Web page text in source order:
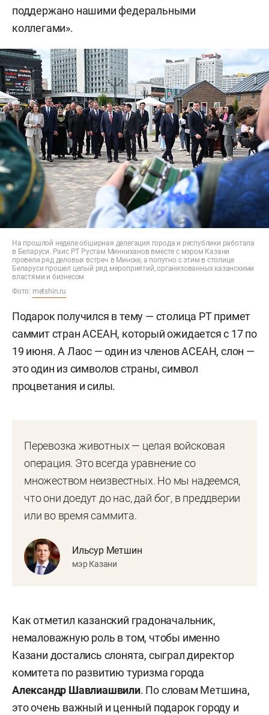
поддержано нашими федеральными
коллегами».
На прошлой неделе обширная делегация города и республики работала
в Беларуси. Раис РТ Рустам Минниханов вместе с мэром Казани
провели ряд деловых встреч в Минске, а попутно с этим в столице
Беларуси прошел целый ряд мероприятий, организованных казанскими
властями и бизнесом
Фото: metshin.ru
Подарок получился в тему — столица РТ примет
саммит стран АСЕАН, который ожидается с 17 по
19 июня. А Лаос — один из членов АСЕАН, слон —
это один из символов страны, символ
процветания и силы.
Перевозка животных — целая войсковая
операция. Это всегда уравнение со
множеством неизвестных. Но мы надеемся,
что они доедут до нас, дай бог, в преддверии
или во время саммита.
Ильсур Метшин
мэр Казани
Как отметил казанский градоначальник,
немаловажную роль в том, чтобы именно
Казани достались слонята, сыграл директор
комитета по развитию туризма города
Александр Шавлиашвили. По словам Метшина,
это очень важный и ценный подарок городу и